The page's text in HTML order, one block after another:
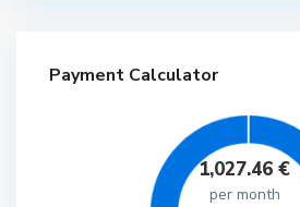
Payment Calculator
1,027.46 €
per month